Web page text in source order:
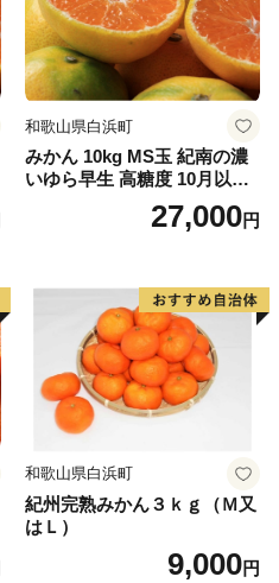
和歌山県白浜町
みかん 10kg MS玉 紀南の濃
いゆら早生 高糖度 10月以降
発送 マルチ被覆栽培27,000円
和歌山県白浜町
紀州完熟みかん３ｋｇ（Ｍ又
はＬ）
9,000円